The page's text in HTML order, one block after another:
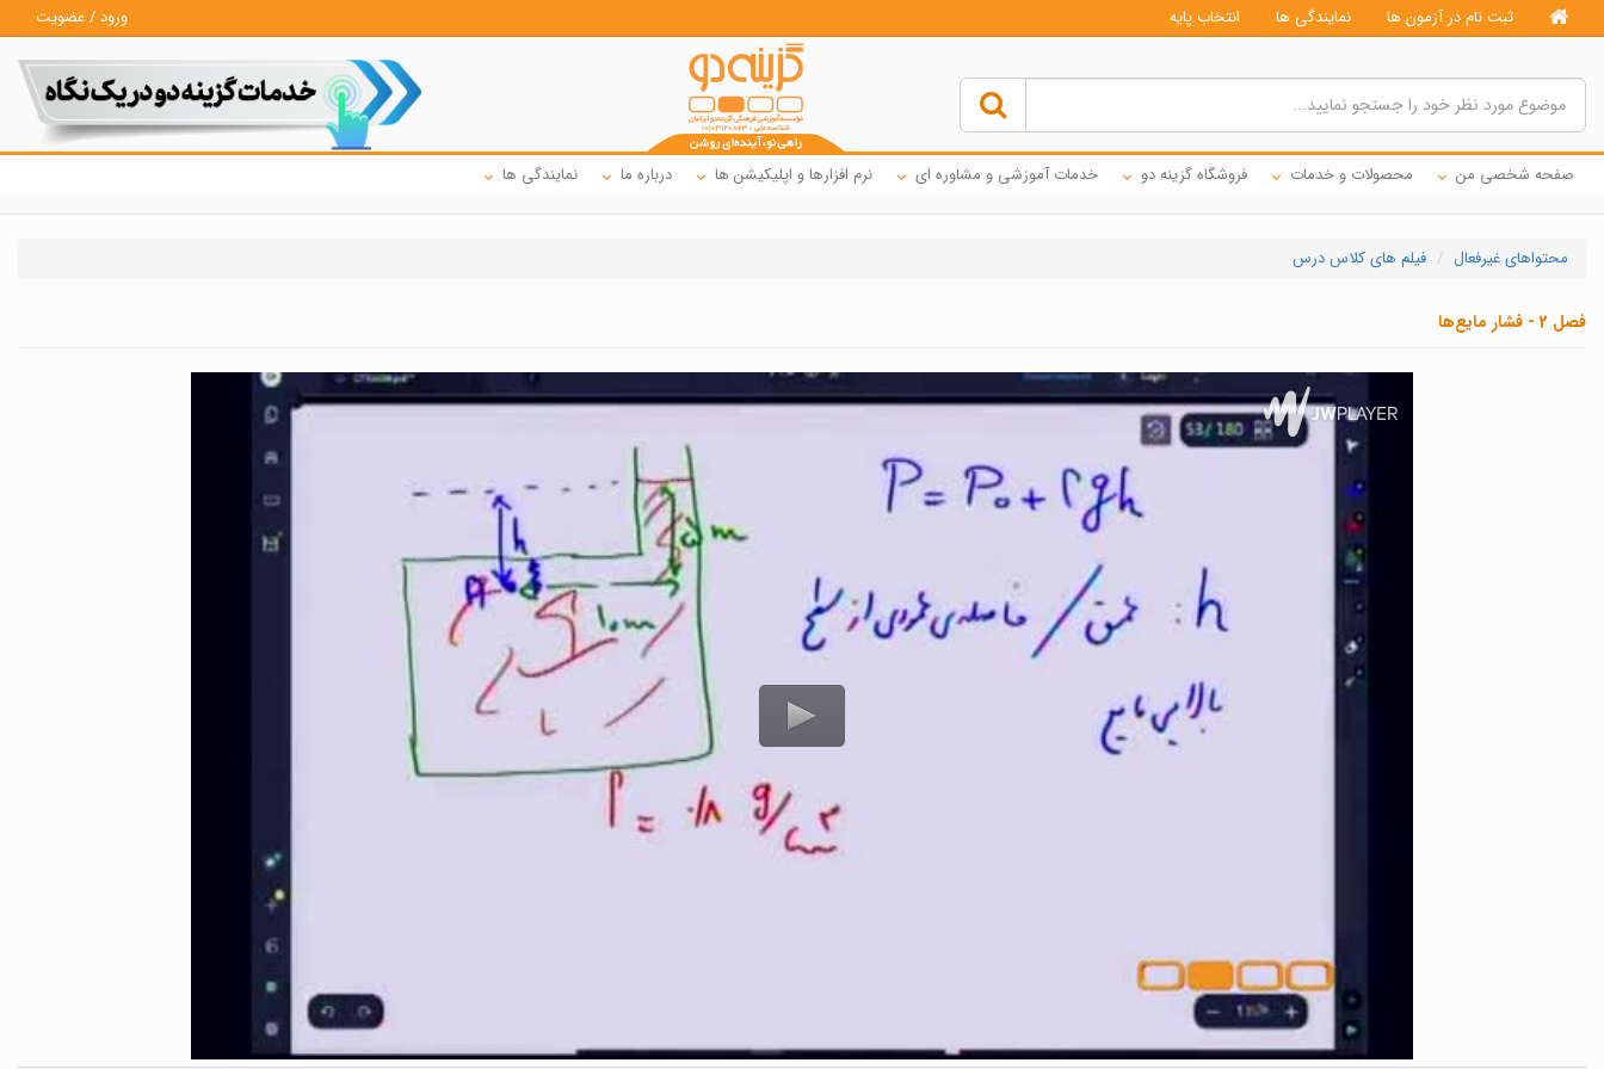
ثبت نام در آزمون ها نمایندگی ها انتخاب پایه ورود / عضویت
صفحه شخصی من محصولات و خدمات فروشگاه گزینه دو خدمات آموزشی و مشاوره ای نرم افزارها و اپلیکیشن ها درباره ما نمایندگی ها
محتواهای غیرفعال فیلم های کلاس درس
فصل 2 - فشار مایع‌ها